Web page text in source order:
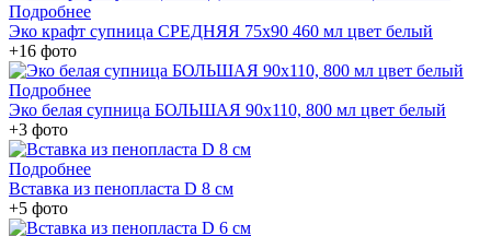
Подробнее
Эко крафт супница СРЕДНЯЯ 75х90 460 мл цвет белый
+16 фото
Подробнее
Эко белая супница БОЛЬШАЯ 90х110, 800 мл цвет белый
+3 фото
Подробнее
Вставка из пенопласта D 8 см
+5 фото